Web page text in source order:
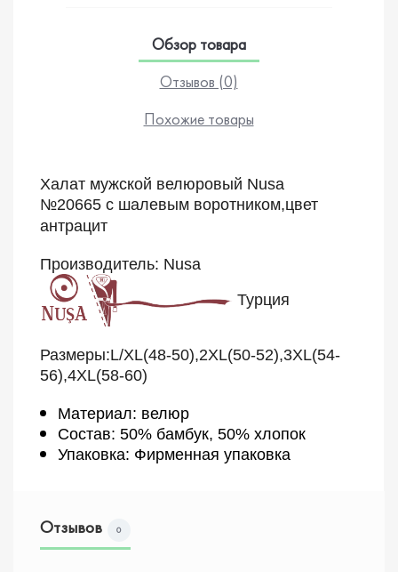
Обзор товара
Отзывов (0)
Похожие товары
Халат мужской велюровый Nusa
№20665 с шалевым воротником,цвет
антрацит
Производитель: Nusa
Турция
Размеры:L/XL(48-50),2XL(50-52),3XL(54-
56),4XL(58-60)
Материал: велюр
Состав: 50% бамбук, 50% хлопок
Упаковка: Фирменная упаковка
Отзывов 0